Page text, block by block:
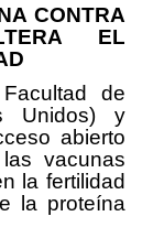
CONTRA
EL
de
Unidos) y
abierto
las vacunas
la fertilidad
la proteína